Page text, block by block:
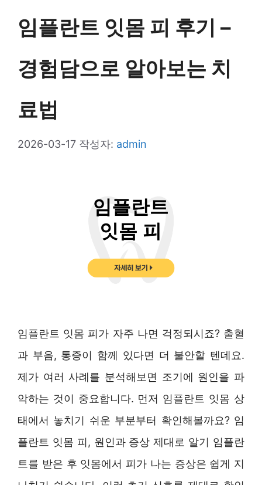
임플란트 잇몸 피 후기 –
경험담으로 알아보는 치
료법
2026-03-17 작성자: admin
임플란트 잇몸 피가 자주 나면 걱정되시죠? 출혈
과 부음, 통증이 함께 있다면 더 불안할 텐데요.
제가 여러 사례를 분석해보면 조기에 원인을 파
악하는 것이 중요합니다. 먼저 임플란트 잇몸 상
태에서 놓치기 쉬운 부분부터 확인해볼까요? 임
플란트 잇몸 피, 원인과 증상 제대로 알기 임플란
트를 받은 후 잇몸에서 피가 나는 증상은 쉽게 지